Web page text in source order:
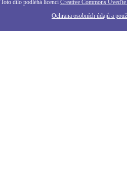
Toto dílo podléhá licenci Creative Commons
Ochrana osobních údajů a